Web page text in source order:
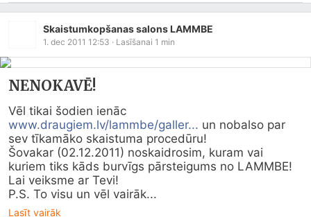
Skaistumkopšanas salons LAMMBE
1. dec 2011 12:53 · Lasīšanai 1 min
NENOKAVĒ!
www.draugiem.lv/lammbe/galler... un nobalso par
sev tīkamāko skaistuma procedūru!
Šovakar (02.12.2011) noskaidrosim, kuram vai
kuriem tiks kāds burvīgs pārsteigums no LAMMBE!
Lai veiksme ar Tevi!
P.S. To visu un vēl vairāk...
Lasīt vairāk